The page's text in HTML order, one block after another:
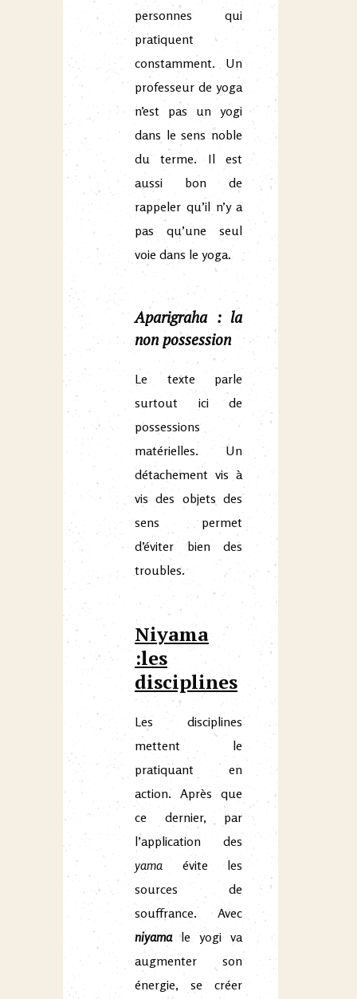
personnes qui
pratiquent
constamment. Un
professeur de yoga
n’est pas un yogi
dans le sens noble
du terme. Il est
aussi bon de
rappeler qu’il n’y a
pas qu’une seul
voie dans le yoga.
Aparigraha : la
non possession
Le texte parle
surtout ici de
possessions
matérielles. Un
détachement vis à
vis des objets des
sens permet
d’éviter bien des
troubles.
Niyama
:les
disciplines
Les disciplines
mettent le
pratiquant en
action. Après que
ce dernier, par
l’application des
yama évite les
sources de
souffrance. Avec
niyama le yogi va
augmenter son
énergie, se créer